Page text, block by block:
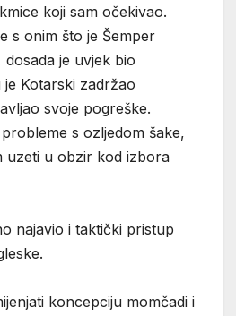
koji sam očekivao.
s onim što je Šemper
je uvjek bio
Kotarski zadržao
svoje pogreške.
s ozljedom šake,
uzeti u obzir kod izbora
najavio i taktički pristup
koncepciju momčadi i